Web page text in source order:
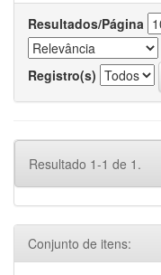
Resultados/Página
Registro(s)
Resultado 1-1 de 1.
Conjunto de itens: